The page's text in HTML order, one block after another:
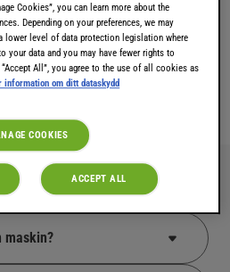
frågor
maskin?
Cookies”, you can learn more about the
Depending on your preferences, we may
lower level of data protection legislation where
your data and you may have fewer rights to
All”, you agree to the use of all cookies as
information om ditt dataskydd
COOKIES
ACCEPT ALL